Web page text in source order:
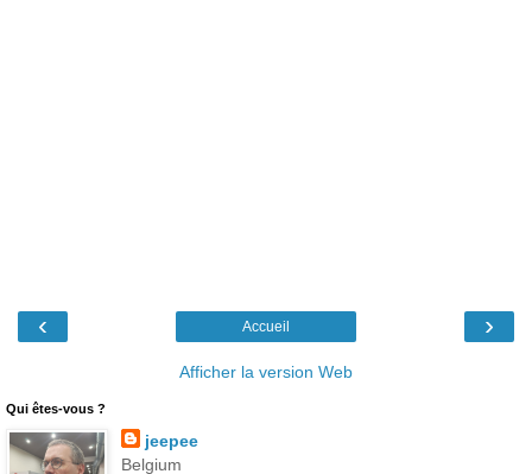
‹ ›
Accueil
Afficher la version Web
Qui êtes-vous ?
jeepee
Belgium